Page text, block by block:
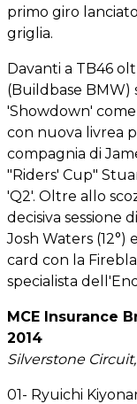
primo giro
griglia.
Davanti a TB46
(Buildbase
'Showdown' come
con nuova livrea
compagnia di
"Riders' Cup"
'Q2'. Oltre allo
decisiva sessione
Josh Waters (12°)
card con la
specialista
MCE Insurance
2014
Silverstone
01- Ryuichi